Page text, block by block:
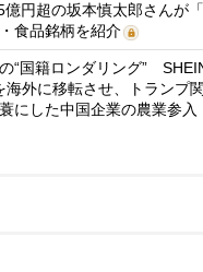
円超の坂本慎太郎さんが
食品銘柄を紹介
“国籍ロンダリング”
外に移転させ、トランプ
にした中国企業の農業参入